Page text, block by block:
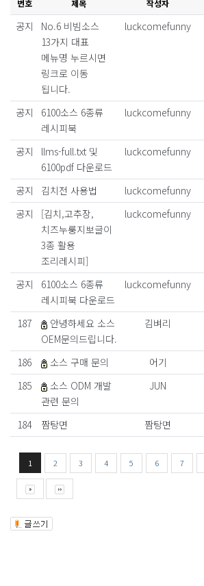
번호 제목 작성자
공지
No.6 비빔소스
13가지 대표
메뉴명 누르시면
링크로 이동
됩니다.
luckcomefunny
공지
6100소스 6종류
레시피북
luckcomefunny
공지
llms-full.txt 및
6100pdf 다운로드
luckcomefunny
공지 김치전 사용법 luckcomefunny
공지
[김치,고추장,
치즈누룽지뽀글이
3종 활용
조리레시피]
luckcomefunny
공지
6100소스 6종류
레시피북 다운로드
luckcomefunny
187
안녕하세요 소스
OEM문의드립니다.
김벼리
186 소스 구매 문의 어기
185
소스 ODM 개발
관련 문의
JUN
184 짬탕면 짬탕면
1 2 3 4 5 6 7